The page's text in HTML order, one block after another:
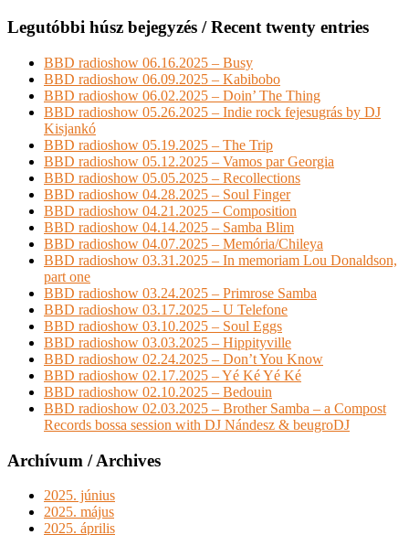
Legutóbbi húsz bejegyzés / Recent twenty entries
BBD radioshow 06.16.2025 – Busy
BBD radioshow 06.09.2025 – Kabibobo
BBD radioshow 06.02.2025 – Doin’ The Thing
BBD radioshow 05.26.2025 – Indie rock fejesugrás by DJ
Kisjankó
BBD radioshow 05.19.2025 – The Trip
BBD radioshow 05.12.2025 – Vamos par Georgia
BBD radioshow 05.05.2025 – Recollections
BBD radioshow 04.28.2025 – Soul Finger
BBD radioshow 04.21.2025 – Composition
BBD radioshow 04.14.2025 – Samba Blim
BBD radioshow 04.07.2025 – Memória/Chileya
BBD radioshow 03.31.2025 – In memoriam Lou Donaldson,
part one
BBD radioshow 03.24.2025 – Primrose Samba
BBD radioshow 03.17.2025 – U Telefone
BBD radioshow 03.10.2025 – Soul Eggs
BBD radioshow 03.03.2025 – Hippityville
BBD radioshow 02.24.2025 – Don’t You Know
BBD radioshow 02.17.2025 – Yé Ké Yé Ké
BBD radioshow 02.10.2025 – Bedouin
BBD radioshow 02.03.2025 – Brother Samba – a Compost
Records bossa session with DJ Nándesz & beugroDJ
Archívum / Archives
2025. június
2025. május
2025. április